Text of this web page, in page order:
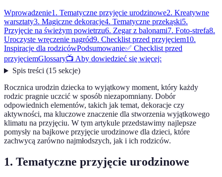
Wprowadzenie1. Tematyczne przyjęcie urodzinowe2. Kreatywne
warsztaty3. Magiczne dekoracje4. Tematyczne przekąski5.
Przyjęcie na świeżym powietrzu6. Zegar z balonami7. Foto-strefa8.
Uroczyste wręczenie nagród9. Checklist przed przyjęciem10.
Inspiracje dla rodzicówPodsumowanie✅ Checklist przed
przyjęciemGlossary📺 Aby dowiedzieć się więcej:
Spis treści(15 sekcje)
Rocznica urodzin dziecka to wyjątkowy moment, który każdy
rodzic pragnie uczcić w sposób niezapomniany. Dobór
odpowiednich elementów, takich jak temat, dekoracje czy
aktywności, ma kluczowe znaczenie dla stworzenia wyjątkowego
klimatu na przyjęciu. W tym artykule przedstawimy najlepsze
pomysły na bajkowe przyjęcie urodzinowe dla dzieci, które
zachwycą zarówno najmłodszych, jak i ich rodziców.
1. Tematyczne przyjęcie urodzinowe